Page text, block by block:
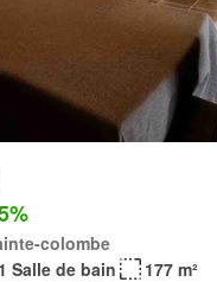
colombe
1 Salle de bain
177 m²